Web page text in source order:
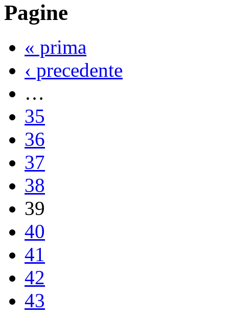
Pagine
« prima
‹ precedente
…
35
36
37
38
39
40
41
42
43